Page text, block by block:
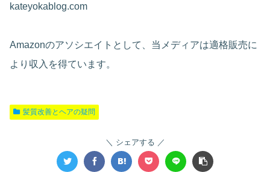
kateyokablog.com
Amazonのアソシエイトとして、当メディアは適格販売に
より収入を得ています。
髪質改善とヘアの疑問
シェアする